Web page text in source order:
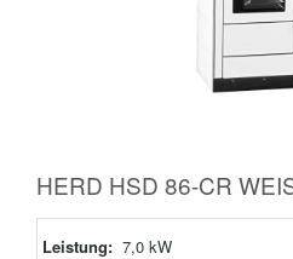
HERD HSD 86-CR
Leistung: 7,0 kW